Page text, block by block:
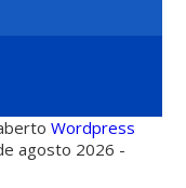
Wordpress
agosto 2026 -